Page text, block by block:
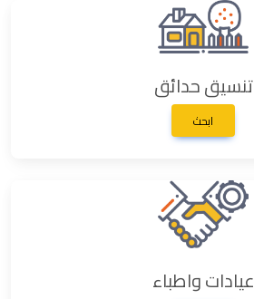
تنسيق حدائق
ابحث
عيادات واطباء